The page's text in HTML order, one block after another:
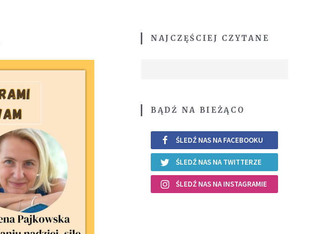
NAJCZĘŚCIEJ CZYTANE
BĄDŹ NA BIEŻĄCO
ŚLEDŹ NAS NA FACEBOOKU
ŚLEDŹ NAS NA TWITTERZE
ŚLEDŹ NAS NA INSTAGRAMIE